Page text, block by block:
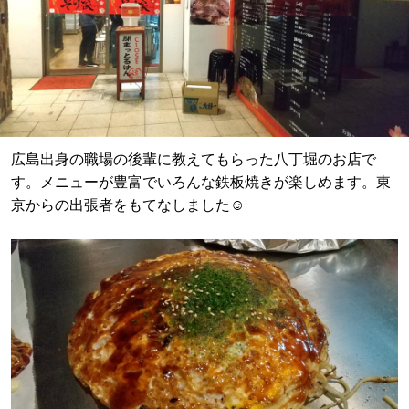
広島出身の職場の後輩に教えてもらった八丁堀のお店で
す。メニューが豊富でいろんな鉄板焼きが楽しめます。東
京からの出張者をもてなしました☺️